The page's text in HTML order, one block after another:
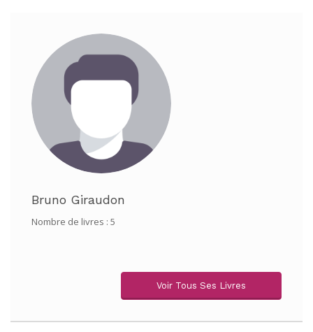
Bruno Giraudon
Nombre de livres : 5
Voir Tous Ses Livres